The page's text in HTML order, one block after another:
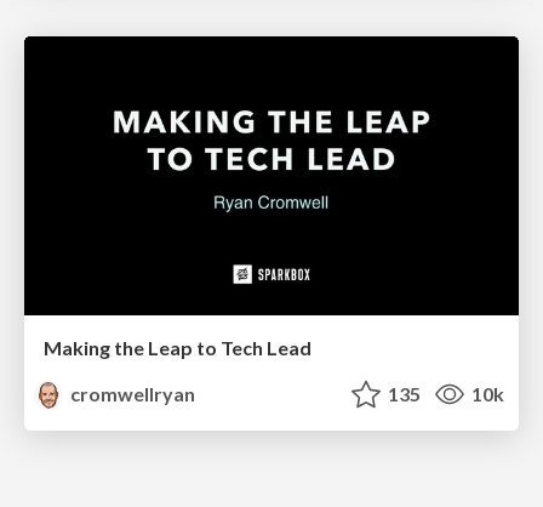
Making the Leap to Tech Lead
cromwellryan
135 10k